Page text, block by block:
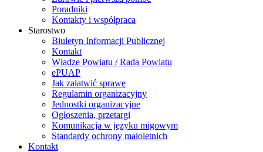
Poradniki
Kontakty i współpraca
Starostwo
Biuletyn Informacji Publicznej
Kontakt
Władze Powiatu / Rada Powiatu
ePUAP
Jak załatwić sprawę
Regulamin organizacyjny
Jednostki organizacyjne
Ogłoszenia, przetargi
Komunikacja w języku migowym
Standardy ochrony małoletnich
Kontakt